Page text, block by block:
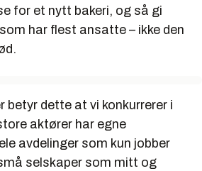
for et nytt bakeri, og så gi
har flest ansatte – ikke den
betyr dette at vi konkurrerer i
aktører har egne
avdelinger som kun jobber
selskaper som mitt og